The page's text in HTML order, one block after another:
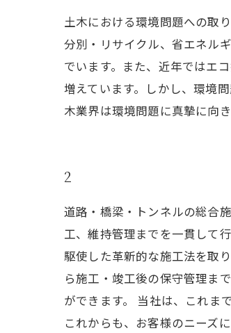
土木における環境問題への取
分別・リサイクル、省エネル
でいます。また、近年ではエ
増えています。しかし、環境
木業界は環境問題に真摯に向
2
道路・橋梁・トンネルの総合
工、維持管理までを一貫して
駆使した革新的な施工法を取
ら施工・竣工後の保守管理ま
ができます。 当社は、これま
これからも、お客様のニーズ